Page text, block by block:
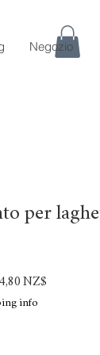
Negozio
per
NZ$
info